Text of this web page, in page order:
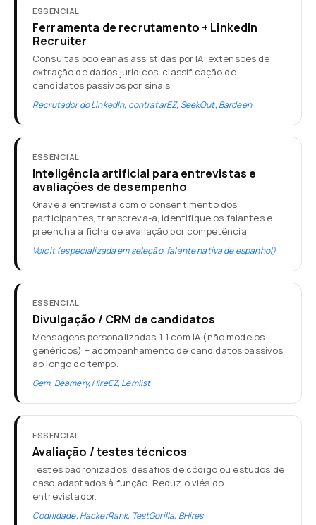
ESSENCIAL
Ferramenta de recrutamento + LinkedIn
Recruiter
Consultas booleanas assistidas por IA, extensões de
extração de dados jurídicos, classificação de
candidatos passivos por sinais.
Recrutador do LinkedIn, contratarEZ, SeekOut, Bardeen
ESSENCIAL
Inteligência artificial para entrevistas e
avaliações de desempenho
Grave a entrevista com o consentimento dos
participantes, transcreva-a, identifique os falantes e
preencha a ficha de avaliação por competência.
Voicit (especializada em seleção, falante nativa de espanhol)
ESSENCIAL
Divulgação / CRM de candidatos
Mensagens personalizadas 1:1 com IA (não modelos
genéricos) + acompanhamento de candidatos passivos
ao longo do tempo.
Gem, Beamery, HireEZ, Lemlist
ESSENCIAL
Avaliação / testes técnicos
Testes padronizados, desafios de código ou estudos de
caso adaptados à função. Reduz o viés do
entrevistador.
Codilidade, HackerRank, TestGorilla, BHires